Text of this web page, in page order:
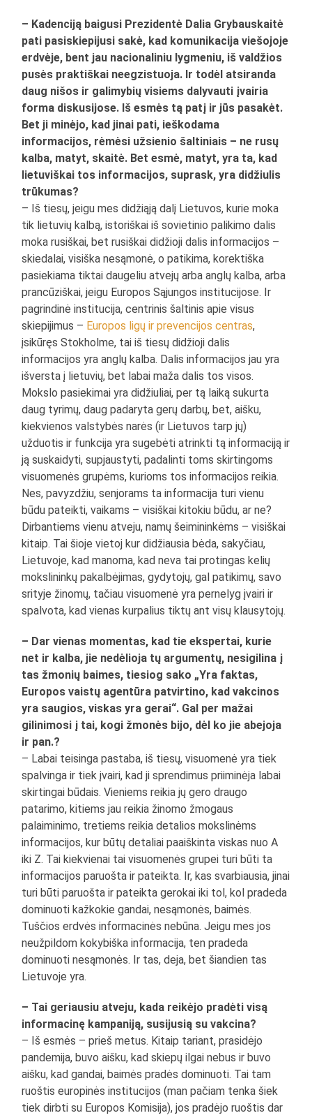
– Kadenciją baigusi Prezidentė Dalia Grybauskaitė
pati pasiskiepijusi sakė, kad komunikacija viešojoje
erdvėje, bent jau nacionaliniu lygmeniu, iš valdžios
pusės praktiškai neegzistuoja. Ir todėl atsiranda
daug nišos ir galimybių visiems dalyvauti įvairia
forma diskusijose. Iš esmės tą patį ir jūs pasakėt.
Bet ji minėjo, kad jinai pati, ieškodama
informacijos, rėmėsi užsienio šaltiniais – ne rusų
kalba, matyt, skaitė. Bet esmė, matyt, yra ta, kad
lietuviškai tos informacijos, suprask, yra didžiulis
trūkumas?
– Iš tiesų, jeigu mes didžiąją dalį Lietuvos, kurie moka
tik lietuvių kalbą, istoriškai iš sovietinio palikimo dalis
moka rusiškai, bet rusiškai didžioji dalis informacijos –
skiedalai, visiška nesąmonė, o patikima, korektiška
pasiekiama tiktai daugeliu atvejų arba anglų kalba, arba
prancūziškai, jeigu Europos Sąjungos institucijose. Ir
pagrindinė institucija, centrinis šaltinis apie visus
skiepijimus – Europos ligų ir prevencijos centras,
įsikūręs Stokholme, tai iš tiesų didžioji dalis
informacijos yra anglų kalba. Dalis informacijos jau yra
išversta į lietuvių, bet labai maža dalis tos visos.
Mokslo pasiekimai yra didžiuliai, per tą laiką sukurta
daug tyrimų, daug padaryta gerų darbų, bet, aišku,
kiekvienos valstybės narės (ir Lietuvos tarp jų)
užduotis ir funkcija yra sugebėti atrinkti tą informaciją ir
ją suskaidyti, supjaustyti, padalinti toms skirtingoms
visuomenės grupėms, kurioms tos informacijos reikia.
Nes, pavyzdžiu, senjorams ta informacija turi vienu
būdu pateikti, vaikams – visiškai kitokiu būdu, ar ne?
Dirbantiems vienu atveju, namų šeimininkėms – visiškai
kitaip. Tai šioje vietoj kur didžiausia bėda, sakyčiau,
Lietuvoje, kad manoma, kad neva tai protingas kelių
mokslininkų pakalbėjimas, gydytojų, gal patikimų, savo
srityje žinomų, tačiau visuomenė yra pernelyg įvairi ir
spalvota, kad vienas kurpalius tiktų ant visų klausytojų.
– Dar vienas momentas, kad tie ekspertai, kurie
net ir kalba, jie nedėlioja tų argumentų, nesigilina į
tas žmonių baimes, tiesiog sako „Yra faktas,
Europos vaistų agentūra patvirtino, kad vakcinos
yra saugios, viskas yra gerai“. Gal per mažai
gilinimosi į tai, kogi žmonės bijo, dėl ko jie abejoja
ir pan.?
– Labai teisinga pastaba, iš tiesų, visuomenė yra tiek
spalvinga ir tiek įvairi, kad ji sprendimus priiminėja labai
skirtingai būdais. Vieniems reikia jų gero draugo
patarimo, kitiems jau reikia žinomo žmogaus
palaiminimo, tretiems reikia detalios mokslinėms
informacijos, kur būtų detaliai paaiškinta viskas nuo A
iki Z. Tai kiekvienai tai visuomenės grupei turi būti ta
informacijos paruošta ir pateikta. Ir, kas svarbiausia, jinai
turi būti paruošta ir pateikta gerokai iki tol, kol pradeda
dominuoti kažkokie gandai, nesąmonės, baimės.
Tuščios erdvės informacinės nebūna. Jeigu mes jos
neužpildom kokybiška informacija, ten pradeda
dominuoti nesąmonės. Ir tas, deja, bet šiandien tas
Lietuvoje yra.
– Tai geriausiu atveju, kada reikėjo pradėti visą
informacinę kampaniją, susijusią su vakcina?
– Iš esmės – prieš metus. Kitaip tariant, prasidėjo
pandemija, buvo aišku, kad skiepų ilgai nebus ir buvo
aišku, kad gandai, baimės pradės dominuoti. Tai tam
ruoštis europinės institucijos (man pačiam tenka šiek
tiek dirbti su Europos Komisija), jos pradėjo ruoštis dar